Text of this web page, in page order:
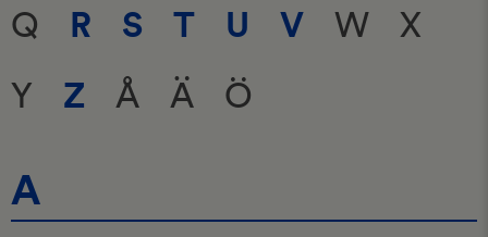
Q R S T U V W
X
Y
Z Å Ä Ö
A